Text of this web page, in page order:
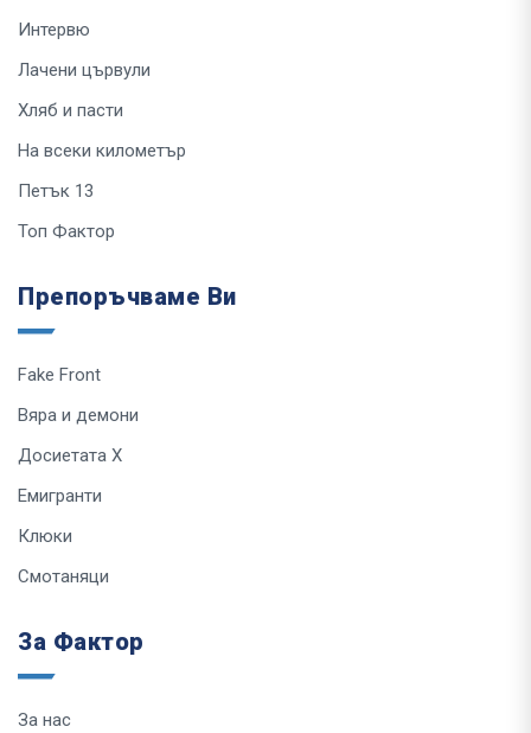
Интервю
Лачени цървули
Хляб и пасти
На всеки километър
Петък 13
Топ Фактор
Препоръчваме Ви
Fake Front
Вяра и демони
Досиетата Х
Емигранти
Клюки
Смотаняци
За Фактор
За нас